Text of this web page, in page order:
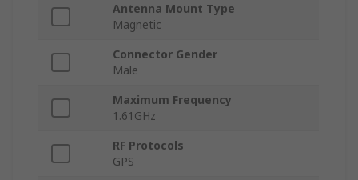
Antenna Mount Type
Magnetic
Connector Gender
Male
Maximum Frequency
1.61GHz
RF Protocols
GPS